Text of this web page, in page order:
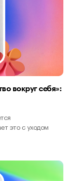
вокруг себя»:
это с уходом